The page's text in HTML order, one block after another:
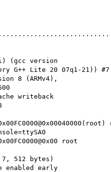
(gcc version
G++ Lite 20 07q1-21)) #7
8 (ARMv4),
writeback
root
512 bytes)
enabled early